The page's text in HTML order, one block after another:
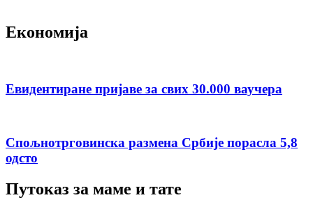
Економија
Евидентиране пријаве за свих 30.000 ваучера
Спољнотрговинска размена Србије порасла 5,8
одсто
Путоказ за маме и тате